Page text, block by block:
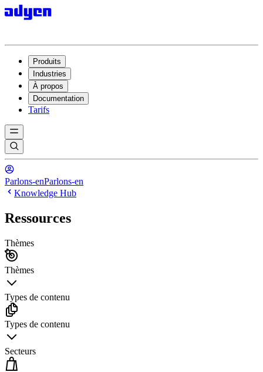
Produits
Industries
À propos
Documentation
Tarifs
Parlons-enParlons-en
Knowledge Hub
Ressources
Thèmes
Thèmes
Types de contenu
Types de contenu
Secteurs